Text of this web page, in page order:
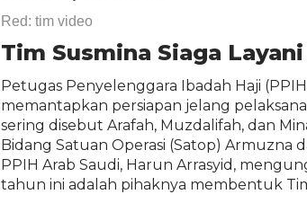
Red: tim video
Tim Susmina Siaga
Petugas Penyelenggara Ibadah Haji
memantapkan persiapan jelang
sering disebut Arafah, Muzdalifah, dan
Bidang Satuan Operasi (Satop) Armuzna
PPIH Arab Saudi, Harun Arrasyid,
tahun ini adalah pihaknya membentuk